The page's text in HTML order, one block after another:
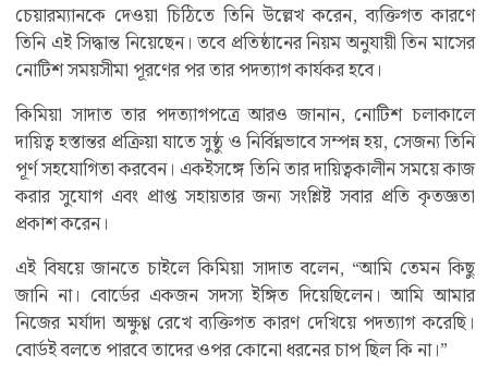
চেয়ারম্যানকে দেওয়া চিঠিতে তিনি উল্লেখ করেন, ব্যক্তিগত কারণে
তিনি এই সিদ্ধান্ত নিয়েছেন। তবে প্রতিষ্ঠানের নিয়ম অনুযায়ী তিন মাসের
নোটিশ সময়সীমা পূরণের পর তার পদত্যাগ কার্যকর হবে।
কিমিয়া সাদাত তার পদত্যাগপত্রে আরও জানান, নোটিশ চলাকালে
দায়িত্ব হস্তান্তর প্রক্রিয়া যাতে সুষ্ঠু ও নির্বিঘ্নভাবে সম্পন্ন হয়, সেজন্য তিনি
পূর্ণ সহযোগিতা করবেন। একইসঙ্গে তিনি তার দায়িত্বকালীন সময়ে কাজ
করার সুযোগ এবং প্রাপ্ত সহায়তার জন্য সংশ্লিষ্ট সবার প্রতি কৃতজ্ঞতা
প্রকাশ করেন।
এই বিষয়ে জানতে চাইলে কিমিয়া সাদাত বলেন, “আমি তেমন কিছু
জানি না। বোর্ডের একজন সদস্য ইঙ্গিত দিয়েছিলেন। আমি আমার
নিজের মর্যাদা অক্ষুণ্ণ রেখে ব্যক্তিগত কারণ দেখিয়ে পদত্যাগ করেছি।
বোর্ডই বলতে পারবে তাদের ওপর কোনো ধরনের চাপ ছিল কি না।”